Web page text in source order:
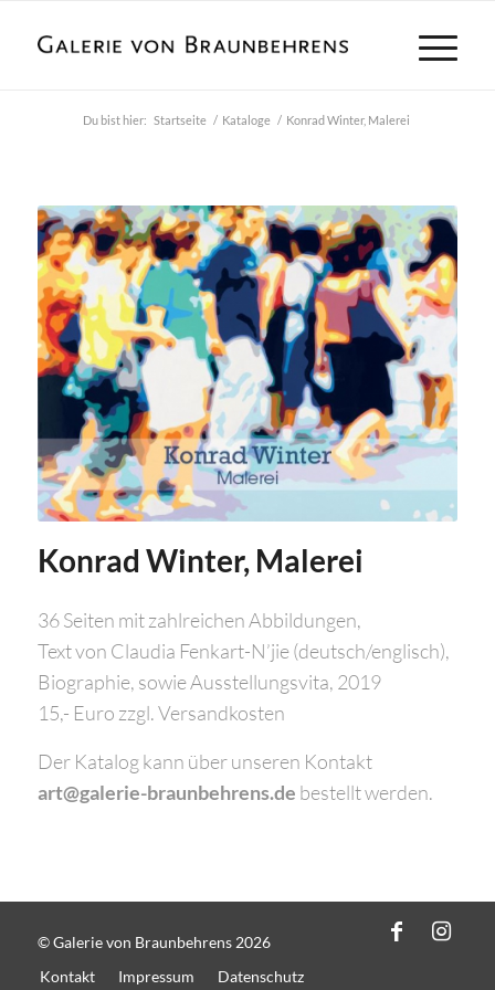
Du bist hier: Startseite / Kataloge / Konrad Winter, Malerei
Konrad Winter, Malerei
36 Seiten mit zahlreichen Abbildungen,
Text von Claudia Fenkart-N’jie (deutsch/englisch),
Biographie, sowie Ausstellungsvita, 2019
15,- Euro zzgl. Versandkosten
Der Katalog kann über unseren Kontakt
art@galerie-braunbehrens.de bestellt werden.
© Galerie von Braunbehrens 2026
Kontakt
Impressum Datenschutz